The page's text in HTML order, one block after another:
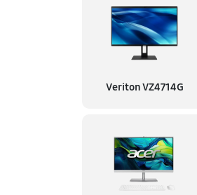
Veriton VZ4714G